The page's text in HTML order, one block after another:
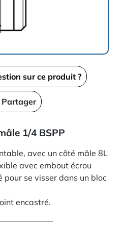
sur ce produit ?
Partager
1/4 BSPP
avec un côté mâle 8L
avec embout écrou
se visser dans un bloc
encastré.